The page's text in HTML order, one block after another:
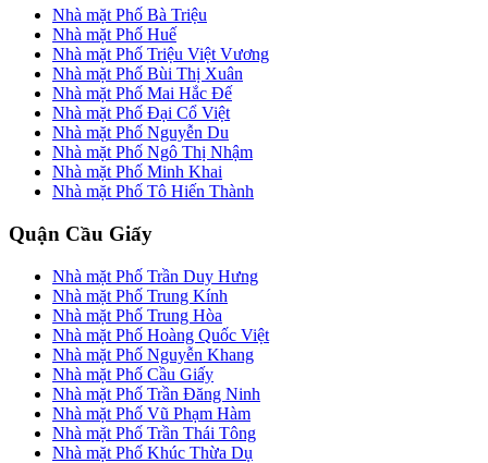
Nhà mặt Phố Bà Triệu
Nhà mặt Phố Huế
Nhà mặt Phố Triệu Việt Vương
Nhà mặt Phố Bùi Thị Xuân
Nhà mặt Phố Mai Hắc Đế
Nhà mặt Phố Đại Cổ Việt
Nhà mặt Phố Nguyễn Du
Nhà mặt Phố Ngô Thị Nhậm
Nhà mặt Phố Minh Khai
Nhà mặt Phố Tô Hiến Thành
Quận Cầu Giấy
Nhà mặt Phố Trần Duy Hưng
Nhà mặt Phố Trung Kính
Nhà mặt Phố Trung Hòa
Nhà mặt Phố Hoàng Quốc Việt
Nhà mặt Phố Nguyễn Khang
Nhà mặt Phố Cầu Giấy
Nhà mặt Phố Trần Đăng Ninh
Nhà mặt Phố Vũ Phạm Hàm
Nhà mặt Phố Trần Thái Tông
Nhà mặt Phố Khúc Thừa Dụ